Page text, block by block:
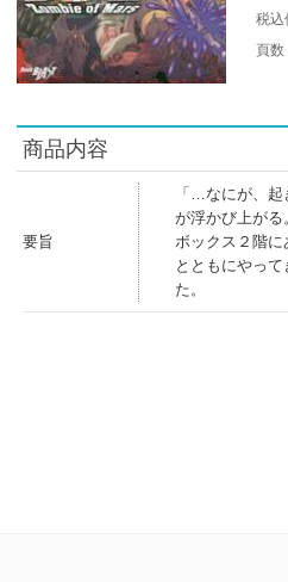
税込
頁数
商品内容
要旨
「…なにが、
が浮かび上が
ボックス２階
とともにやっ
た。